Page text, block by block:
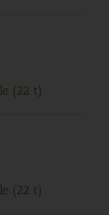
(22 t)
(22 t)